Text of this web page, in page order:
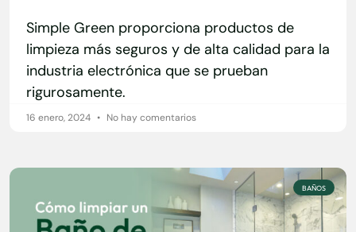
Simple Green proporciona productos de
limpieza más seguros y de alta calidad para la
industria electrónica que se prueban
rigurosamente.
16 enero, 2024 No hay comentarios
BAÑOS